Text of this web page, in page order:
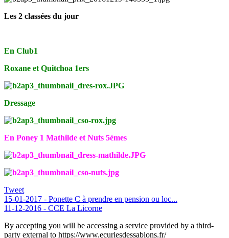
Les 2 classées du jour
En Club1
Roxane et Quitchoa 1ers
Dressage
En Poney 1 Mathilde et Nuts 5èmes
Tweet
15-01-2017 - Ponette C à prendre en pension ou loc...
11-12-2016 - CCE La Licorne
By accepting you will be accessing a service provided by a third-
party external to https://www.ecuriesdessablons.fr/